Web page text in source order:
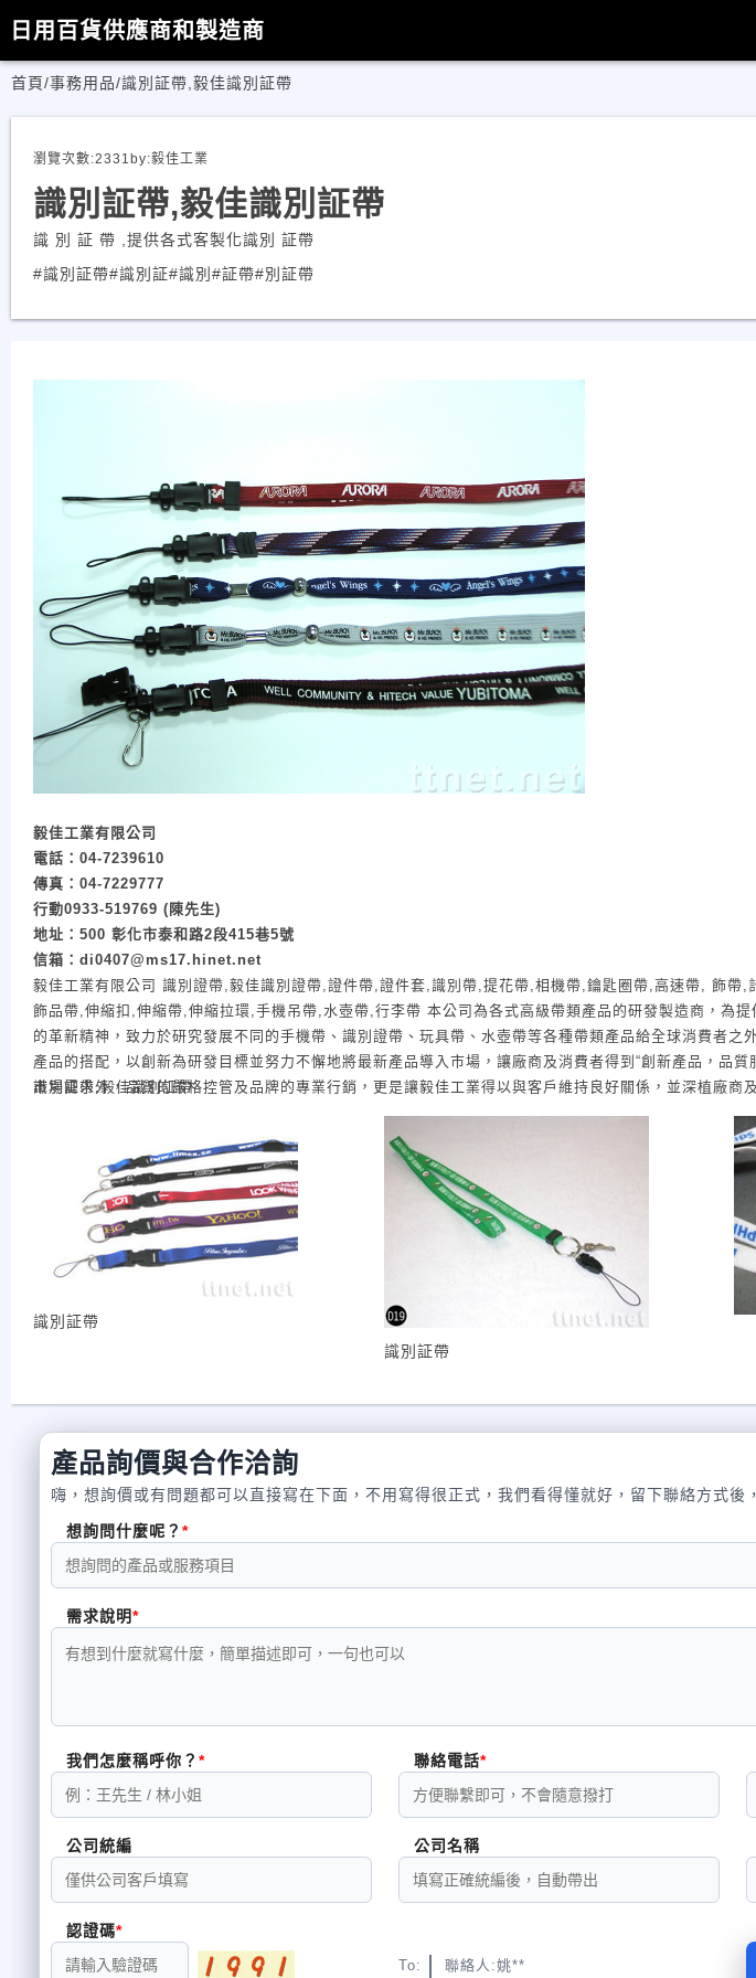
日用百貨供應商和製造商
首頁/事務用品/識別証帶,毅佳識別証帶
瀏覽次數:2331 by:毅佳工業
識別証帶,毅佳識別証帶
識 別 証 帶 ,提供各式客製化識別 証帶
#識別証帶#識別証#識別 #証帶#別証帶
毅佳工業有限公司
電話： 04-7239610
傳真： 04-7229777
行動0933-519769 ( 陳先生)
地址： 500 彰化市泰和路2段415巷5號
信箱： di0407@ms17.hinet.net
毅佳工業有限公司 識別證帶,毅佳識別證帶,證件帶,證件套,識別帶,提花帶,相機帶,鑰匙圈帶,高速帶, 飾帶
飾品帶,伸縮扣,伸縮帶,伸縮拉環,手機吊帶,水壺帶,行李帶 本公司為各式高級帶類產品的研發製造商，為
的革新精神，致力於研究發展不同的手機帶、識別證帶、玩具帶、水壺帶等各種帶類產品給全球消費者之
產品的搭配，以創新為研發目標並努力不懈地將最新產品導入市場，讓廠商及消費者得到“創新產品，品
市場需求外，品質的嚴格控管及品牌的專業行銷，更是讓毅佳工業得以與客戶維持良好關係，並深植廠商
司讓製帶的世界變的不一樣了。除了可以製作大眾化的水壺帶、手機帶、識別證帶等產品，現在只要再加
多姿多樣化！就產品功能設計而言，將趨於符合顧客所需，不論是顏色、樣式、材質等所有需求，都可以
提供的產品及服務中的一小部份，諸如各種帶類製品相關的完美設計更是讓所有廠商及消費者所津津樂道
限公司一貫不變的精神！ 超越極限並放眼未來，讓廠商及消費者在迅速變遷的商業時代得到 “創新產品，
目標！ 我們的願景：創新→創新的產品、優良的品質、服務的完整承諾→信守對客戶的承諾及和合作夥
規劃完整的產品服務→快速服務以建立客戶使用信心締造雙贏局面迅速→開創快速交貨的機制以及維持
拓毅佳製帶生活、締造優良產品視覺營業性質：出口, 製造, 批發, OEM/ODM, 零售 成立年度： 1989 主
帶、手機帶、識別證帶，水壺帶、玩具帶、背包帶、口哨帶、眼鏡帶、成衣用吊帶，各種帶類製品。
象棒球隊、PHILIPS、 Panasonic等多家大廠牌都曾委託製造。主要競爭優勢：品質優良, 交貨迅速, 新
銷品或禮贈品, 環保產品, 多樣設計, 接受小額訂單, 接受原廠委託設計製造 ODM , 接受原廠委託代工製
識別証帶,毅佳識別証帶
識別証帶
識別証帶
產品詢價與合作洽詢
嗨，想詢價或有問題都可以直接寫在下面，不用寫得很正式，我們看得懂就好，留下聯絡方式後
想詢問什麼呢？
需求說明
我們怎麼稱呼你？ 聯絡電話
公司統編 公司名稱
認證碼
To: 聯絡人:姚**